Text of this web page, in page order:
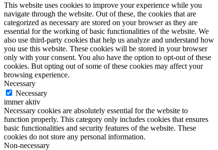
This website uses cookies to improve your experience while you
navigate through the website. Out of these, the cookies that are
categorized as necessary are stored on your browser as they are
essential for the working of basic functionalities of the website. We
also use third-party cookies that help us analyze and understand how
you use this website. These cookies will be stored in your browser
only with your consent. You also have the option to opt-out of these
cookies. But opting out of some of these cookies may affect your
browsing experience.
Necessary
Necessary
immer aktiv
Necessary cookies are absolutely essential for the website to
function properly. This category only includes cookies that ensures
basic functionalities and security features of the website. These
cookies do not store any personal information.
Non-necessary